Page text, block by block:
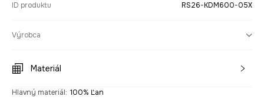
ID produktu RS26-KDM600-05X
Výrobca
Materiál
Hlavný materiál: 100% Ľan